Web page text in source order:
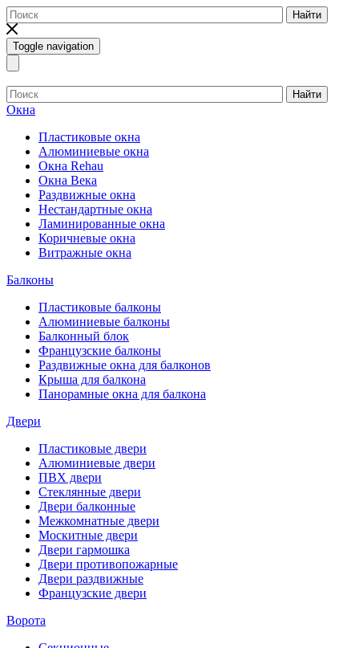
Найти
Toggle navigation
Найти
Окна
Пластиковые окна
Алюминиевые окна
Окна Rehau
Окна Века
Раздвижные окна
Нестандартные окна
Ламинированные окна
Коричневые окна
Витражные окна
Балконы
Пластиковые балконы
Алюминиевые балконы
Балконный блок
Французские балконы
Раздвижные окна для балконов
Крыша для балкона
Панорамные окна для балкона
Двери
Пластиковые двери
Алюминиевые двери
ПВХ двери
Стеклянные двери
Двери балконные
Межкомнатные двери
Москитные двери
Двери гармошка
Двери противопожарные
Двери раздвижные
Французские двери
Ворота